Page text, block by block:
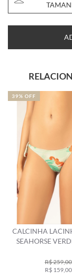
CALCINHA
SEAHORSE
R$ 259,00
R$ 159,00
39% OFF